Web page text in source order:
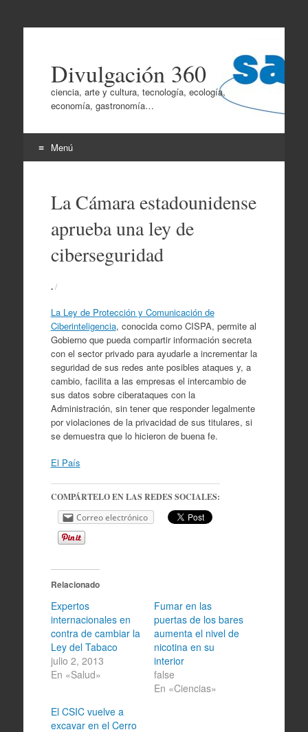
Divulgación 360
ciencia, arte y cultura, tecnología, ecología,
economía, gastronomía…
Menú
contenidoLa Cámara estadounidense
aprueba una ley de
ciberseguridad
./
La Ley de Protección y Comunicación de
Ciberinteligencia, conocida como CISPA, permite al
Gobierno que pueda compartir información secreta
con el sector privado para ayudarle a incrementar la
seguridad de sus redes ante posibles ataques y, a
cambio, facilita a las empresas el intercambio de
sus datos sobre ciberataques con la
Administración, sin tener que responder legalmente
por violaciones de la privacidad de sus titulares, si
se demuestra que lo hicieron de buena fe.
El País
COMPÁRTELO EN LAS REDES SOCIALES:
Correo electrónico
Relacionado
Expertos
internacionales en
contra de cambiar la
Ley del Tabaco
julio 2, 2013
En «Salud»
Fumar en las
puertas de los bares
aumenta el nivel de
nicotina en su
interior
false
En «Ciencias»
El CSIC vuelve a
excavar en el Cerro